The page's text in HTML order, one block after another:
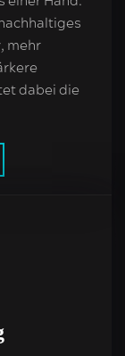
mehr
dabei die